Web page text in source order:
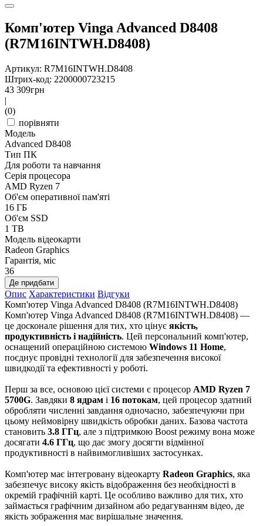
Комп'ютер Vinga Advanced D8408
(R7M16INTWH.D8408)
Артикул: R7M16INTWH.D8408
Штрих-код: 2200000723215
43 309грн
|
(0)
порівняти
Модель
Advanced D8408
Тип ПК
Для роботи та навчання
Серія процесора
AMD Ryzen 7
Об'єм оперативної пам'яті
16 ГБ
Об'єм SSD
1 TB
Модель відеокарти
Radeon Graphics
Гарантія, міс
36
Де придбати
Опис Характеристики Відгуки
Комп'ютер Vinga Advanced D8408 (R7M16INTWH.D8408)
Комп'ютер Vinga Advanced D8408 (R7M16INTWH.D8408) —
це досконале рішення для тих, хто цінує якість,
продуктивність і надійність. Цей персональний комп'ютер,
оснащений операційною системою Windows 11 Home,
поєднує провідні технології для забезпечення високої
швидкодії та ефективності у роботі.
Перш за все, основою цієї системи є процесор AMD Ryzen 7
5700G. Завдяки 8 ядрам і 16 потокам, цей процесор здатний
обробляти численні завдання одночасно, забезпечуючи при
цьому неймовірну швидкість обробки даних. Базова частота
становить 3.8 ГГц, але з підтримкою Boost режиму вона може
досягати 4.6 ГГц, що дає змогу досягти відмінної
продуктивності в найвимогливіших застосунках.
Комп'ютер має інтегровану відеокарту Radeon Graphics, яка
забезпечує високу якість відображення без необхідності в
окремій графічній карті. Це особливо важливо для тих, хто
займається графічним дизайном або редагуванням відео, де
якість зображення має вирішальне значення.